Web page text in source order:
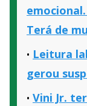
Terá de
Leitura
gerou
Vini Jr.